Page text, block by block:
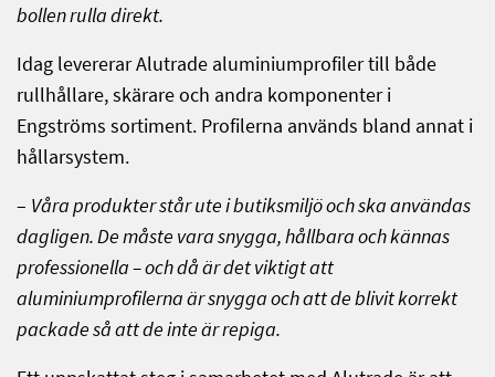
bollen rulla direkt.
Idag levererar Alutrade aluminiumprofiler till både
rullhållare, skärare och andra komponenter i
Engströms sortiment. Profilerna används bland annat i
hållarsystem.
– Våra produkter står ute i butiksmiljö och ska användas
dagligen. De måste vara snygga, hållbara och kännas
professionella – och då är det viktigt att
aluminiumprofilerna är snygga och att de blivit korrekt
packade så att de inte är repiga.